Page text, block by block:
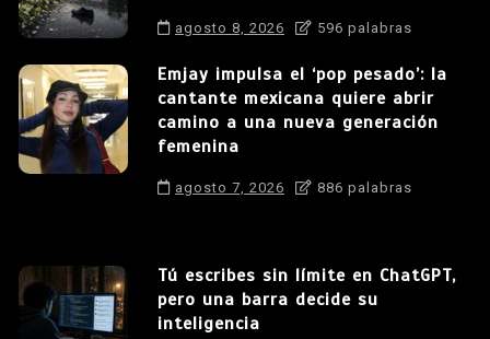
agosto 8, 2026 596 palabras
Emjay impulsa el ‘pop pesado’: la
cantante mexicana quiere abrir
camino a una nueva generación
femenina
agosto 7, 2026 886 palabras
Tú escribes sin límite en ChatGPT,
pero una barra decide su
inteligencia